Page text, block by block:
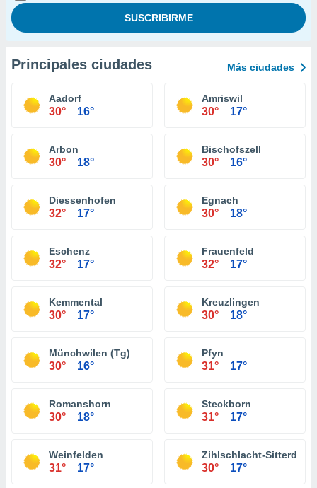
Principales ciudades Más ciudades
Aadorf
30° 16°
Amriswil
30° 17°
Arbon
30° 18°
Bischofszell
30° 16°
Diessenhofen
32° 17°
Egnach
30° 18°
Eschenz
32° 17°
Frauenfeld
32° 17°
Kemmental
30° 17°
Kreuzlingen
30° 18°
Münchwilen (Tg)
30° 16°
Pfyn
31° 17°
Romanshorn
30° 18°
Steckborn
31° 17°
Weinfelden
31° 17°
Zihlschlacht-Sitterdorf
30° 17°